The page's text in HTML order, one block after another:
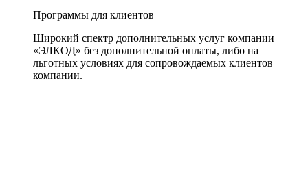
Программы для клиентов
Широкий спектр дополнительных услуг компании
«ЭЛКОД» без дополнительной оплаты, либо на
льготных условиях для сопровождаемых клиентов
компании.